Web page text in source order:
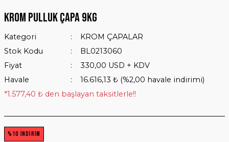
Krom Pulluk Çapa 9Kg
Kategori
KROM ÇAPALAR
Stok Kodu
BL0213060
Fiyat
330,00 USD + KDV
Havale
16.616,13 ₺ (%2,00 havale indirimi)
*1.577,40 ₺ den başlayan taksitlerle!!
%10 İNDİRİM